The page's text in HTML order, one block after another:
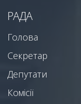
РАДА
Голова
Секретар
Депутати
Комісії